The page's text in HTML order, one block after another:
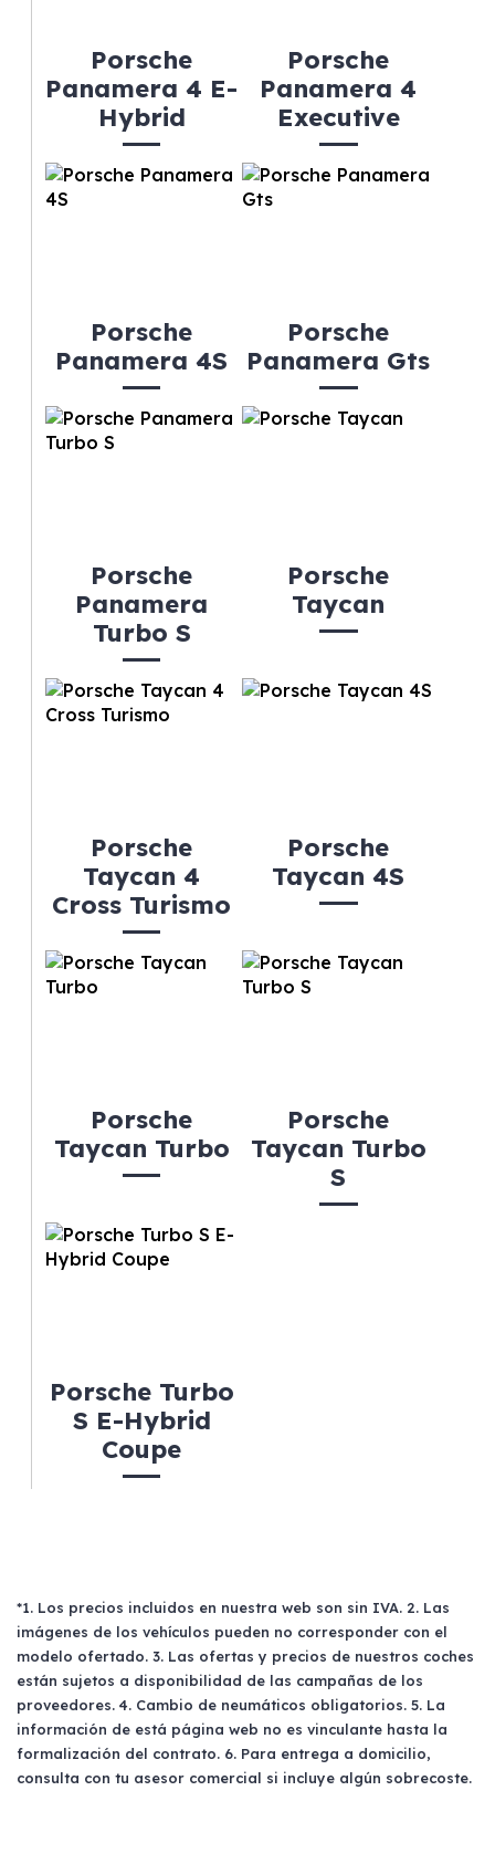
Porsche
Panamera 4 E-
Hybrid
Porsche
Panamera 4
Executive
Porsche
Panamera 4S
Porsche
Panamera Gts
Porsche
Panamera
Turbo S
Porsche
Taycan
Porsche
Taycan 4
Cross Turismo
Porsche
Taycan 4S
Porsche
Taycan Turbo
Porsche
Taycan Turbo
S
Porsche Turbo
S E-Hybrid
Coupe
*1. Los precios incluidos en nuestra web son sin IVA. 2. Las
imágenes de los vehículos pueden no corresponder con el
modelo ofertado. 3. Las ofertas y precios de nuestros coches
están sujetos a disponibilidad de las campañas de los
proveedores. 4. Cambio de neumáticos obligatorios. 5. La
información de está página web no es vinculante hasta la
formalización del contrato. 6. Para entrega a domicilio,
consulta con tu asesor comercial si incluye algún sobrecoste.